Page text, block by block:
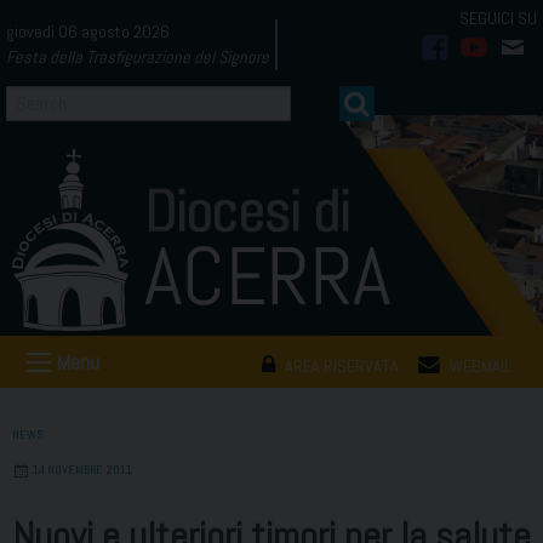
to
content
giovedì 06 agosto 2026
Festa della Trasfigurazione del Signore
AREA RISERVATA WEBMAIL
Menu
NEWS
14 NOVEMBRE 2011